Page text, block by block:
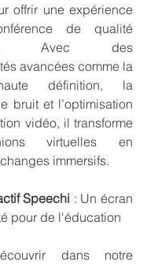
offrir une expérience
de qualité
Avec des
avancées comme la
définition, la
bruit et l’optimisation
vidéo, il transforme
virtuelles en
immersifs.
Speechi : Un écran
pour de l'éducation
dans notre